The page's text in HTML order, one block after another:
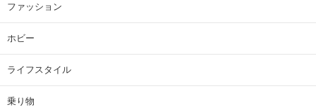
ファッション
ホビー
ライフスタイル
乗り物